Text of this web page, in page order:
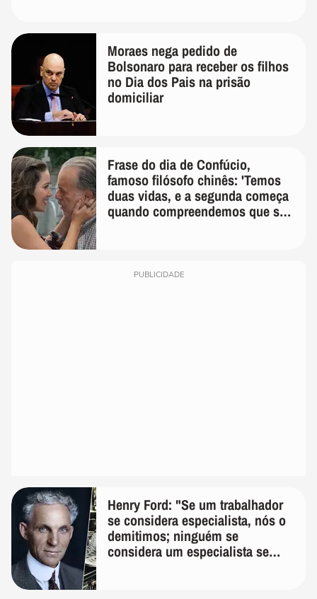
Moraes nega pedido de
Bolsonaro para receber os filhos
no Dia dos Pais na prisão
domiciliar
Frase do dia de Confúcio,
famoso filósofo chinês: 'Temos
duas vidas, e a segunda começa
quando compreendemos que só
PUBLICIDADE
Henry Ford: "Se um trabalhador
se considera especialista, nós o
demitimos; ninguém se
considera um especialista se